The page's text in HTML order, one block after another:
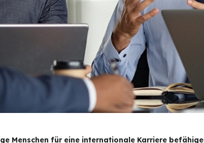
Menschen für eine internationale Karriere